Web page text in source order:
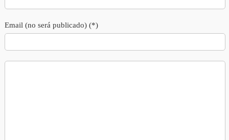
Email (no será publicado) (*)